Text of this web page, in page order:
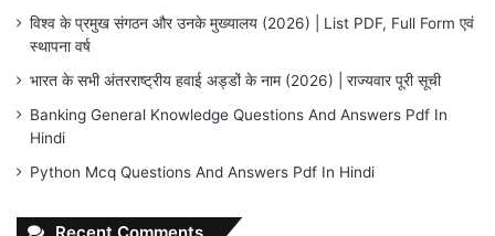
विश्व के प्रमुख संगठन और उनके मुख्यालय (2026) | List PDF, Full Form एवं
स्थापना वर्ष
भारत के सभी अंतरराष्ट्रीय हवाई अड्डों के नाम (2026) | राज्यवार पूरी सूची
Banking General Knowledge Questions And Answers Pdf In
Hindi
Python Mcq Questions And Answers Pdf In Hindi